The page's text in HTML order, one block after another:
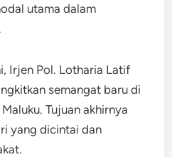
utama dalam
Irjen Pol. Lotharia Latif
semangat baru di
Tujuan akhirnya
yang dicintai dan